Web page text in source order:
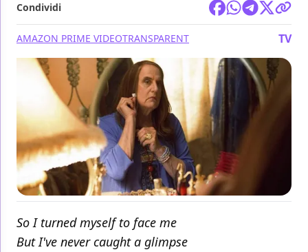
Condividi
AMAZON PRIME VIDEOTRANSPARENT TV
So I turned myself to face me
But I've never caught a glimpse